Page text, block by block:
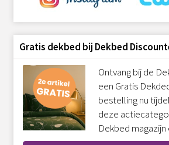
Gratis dekbed bij Dekbed
Ontvang bij de
een Gratis
bestelling nu
deze
Dekbed magazijn